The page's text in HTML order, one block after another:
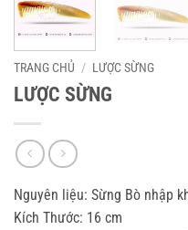
TRANG CHỦ / LƯỢC SỪNG
LƯỢC SỪNG
Nguyên liệu: Sừng Bò nhập
Kích Thước: 16 cm